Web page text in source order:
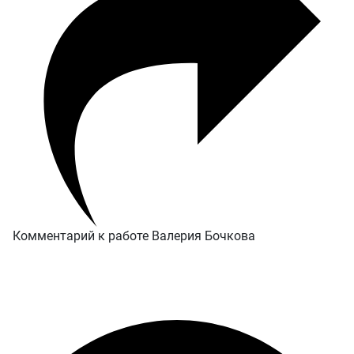
Комментарий к работе Валерия Бочкова